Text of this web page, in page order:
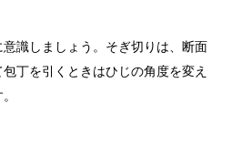
イロンがな...
識しましょう。そぎ切りは、断面
丁を引くときはひじの角度を変え